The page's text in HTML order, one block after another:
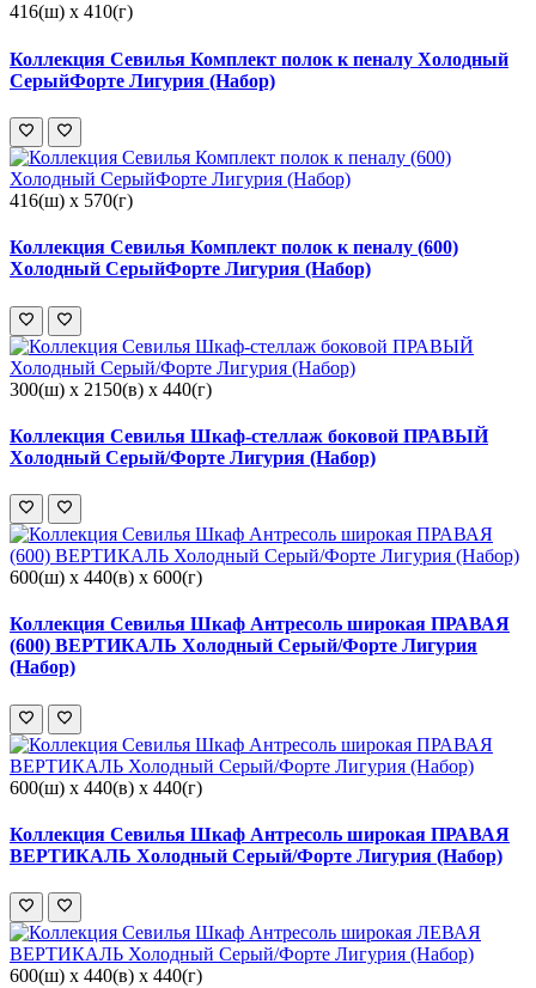
416(ш) x 410(г)
Коллекция Севилья Комплект полок к пеналу Холодный
СерыйФорте Лигурия (Набор)
416(ш) x 570(г)
Коллекция Севилья Комплект полок к пеналу (600)
Холодный СерыйФорте Лигурия (Набор)
300(ш) x 2150(в) x 440(г)
Коллекция Севилья Шкаф-стеллаж боковой ПРАВЫЙ
Холодный Серый/Форте Лигурия (Набор)
600(ш) x 440(в) x 600(г)
Коллекция Севилья Шкаф Антресоль широкая ПРАВАЯ
(600) ВЕРТИКАЛЬ Холодный Серый/Форте Лигурия
(Набор)
600(ш) x 440(в) x 440(г)
Коллекция Севилья Шкаф Антресоль широкая ПРАВАЯ
ВЕРТИКАЛЬ Холодный Серый/Форте Лигурия (Набор)
600(ш) x 440(в) x 440(г)